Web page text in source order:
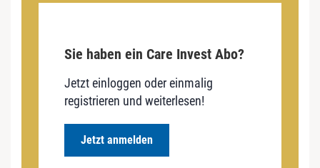
Sie haben ein Care Invest Abo?
Jetzt einloggen oder einmalig
registrieren und weiterlesen!
Jetzt anmelden